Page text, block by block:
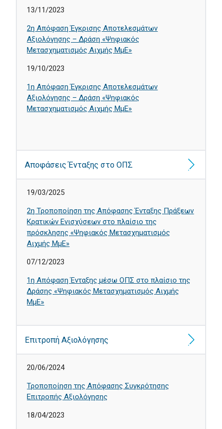
13/11/2023
2η Απόφαση Έγκρισης Αποτελεσμάτων
Αξιολόγησης – Δράση «Ψηφιακός
Μετασχηματισμός Αιχμής ΜμΕ»
19/10/2023
1η Απόφαση Έγκρισης Αποτελεσμάτων
Αξιολόγησης – Δράση «Ψηφιακός
Μετασχηματισμός Αιχμής ΜμΕ»
Αποφάσεις Ένταξης στο ΟΠΣ
19/03/2025
2η Τροποποίηση της Απόφασης Ένταξης Πράξεων
Κρατικών Ενισχύσεων στο πλαίσιο της
πρόσκλησης «Ψηφιακός Μετασχηματισμός
Αιχμής ΜμΕ»
07/12/2023
1η Απόφαση Ένταξης μέσω ΟΠΣ στο πλαίσιο της
Δράσης «Ψηφιακός Μετασχηματισμός Αιχμής
ΜμΕ»
Επιτροπή Αξιολόγησης
20/06/2024
Τροποποίηση της Απόφασης Συγκρότησης
Επιτροπής Αξιολόγησης
18/04/2023